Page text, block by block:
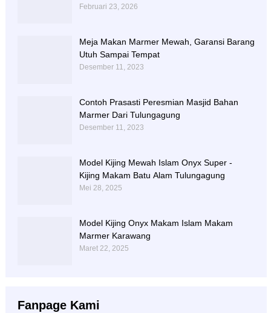
Februari 23, 2026
Meja Makan Marmer Mewah, Garansi Barang
Utuh Sampai Tempat
Desember 11, 2023
Contoh Prasasti Peresmian Masjid Bahan
Marmer Dari Tulungagung
Desember 11, 2023
Model Kijing Mewah Islam Onyx Super -
Kijing Makam Batu Alam Tulungagung
Mei 28, 2025
Model Kijing Onyx Makam Islam Makam
Marmer Karawang
Maret 22, 2025
Fanpage Kami